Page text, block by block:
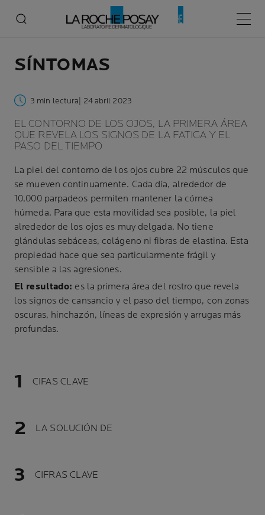
Menú
SÍNTOMAS
3 min lectura | 24 abril 2023
EL CONTORNO DE LOS OJOS, LA PRIMERA ÁREA
QUE REVELA LOS SIGNOS DE LA FATIGA Y EL
PASO DEL TIEMPO
La piel del contorno de los ojos cubre 22 músculos que
se mueven continuamente. Cada día, alrededor de
10,000 parpadeos permiten mantener la córnea
húmeda. Para que esta movilidad sea posible, la piel
alrededor de los ojos es muy delgada. No tiene
glándulas sebáceas, colágeno ni fibras de elastina. Esta
propiedad hace que sea particularmente frágil y
sensible a las agresiones.
El resultado: es la primera área del rostro que revela
los signos de cansancio y el paso del tiempo, con zonas
oscuras, hinchazón, líneas de expresión y arrugas más
profundas.
CIFAS CLAVE
LA SOLUCIÓN DE
CIFRAS CLAVE